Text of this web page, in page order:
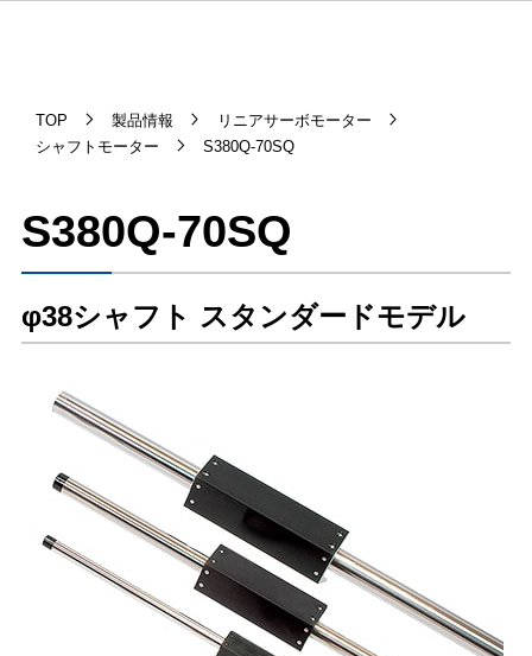
TOP 製品情報
リニアサーボモーター
シャフトモーター
S380Q-70SQ
S380Q-70SQ
φ38シャフト スタンダードモデル